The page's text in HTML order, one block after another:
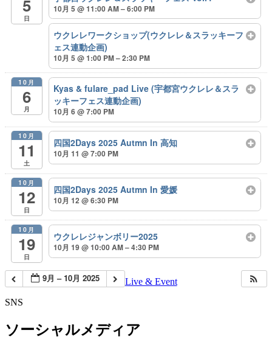
5
日
10月 5 @ 11:00 AM – 6:00 PM
ウクレレワークショップ(ウクレレ＆スラッキーフ
ェス連動企画)
10月 5 @ 1:00 PM – 2:30 PM
10月
6
月
Kyas & fulare_pad Live (宇都宮ウクレレ＆スラ
ッキーフェス連動企画)
10月 6 @ 7:00 PM
10月
11
土
四国2Days 2025 Autmn In 高知
10月 11 @ 7:00 PM
10月
12
日
四国2Days 2025 Autmn In 愛媛
10月 12 @ 6:30 PM
10月
19
日
ウクレレジャンボリー2025
10月 19 @ 10:00 AM – 4:30 PM
9月 – 10月 2025
Live & Event
SNS
ソーシャルメディア